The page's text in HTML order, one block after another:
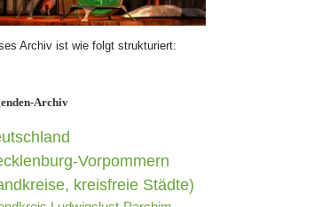
Archiv ist wie folgt strukturiert:
Archiv
Vorpommern
kreisfreie Städte)